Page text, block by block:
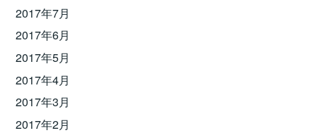
2017年7月
2017年6月
2017年5月
2017年4月
2017年3月
2017年2月